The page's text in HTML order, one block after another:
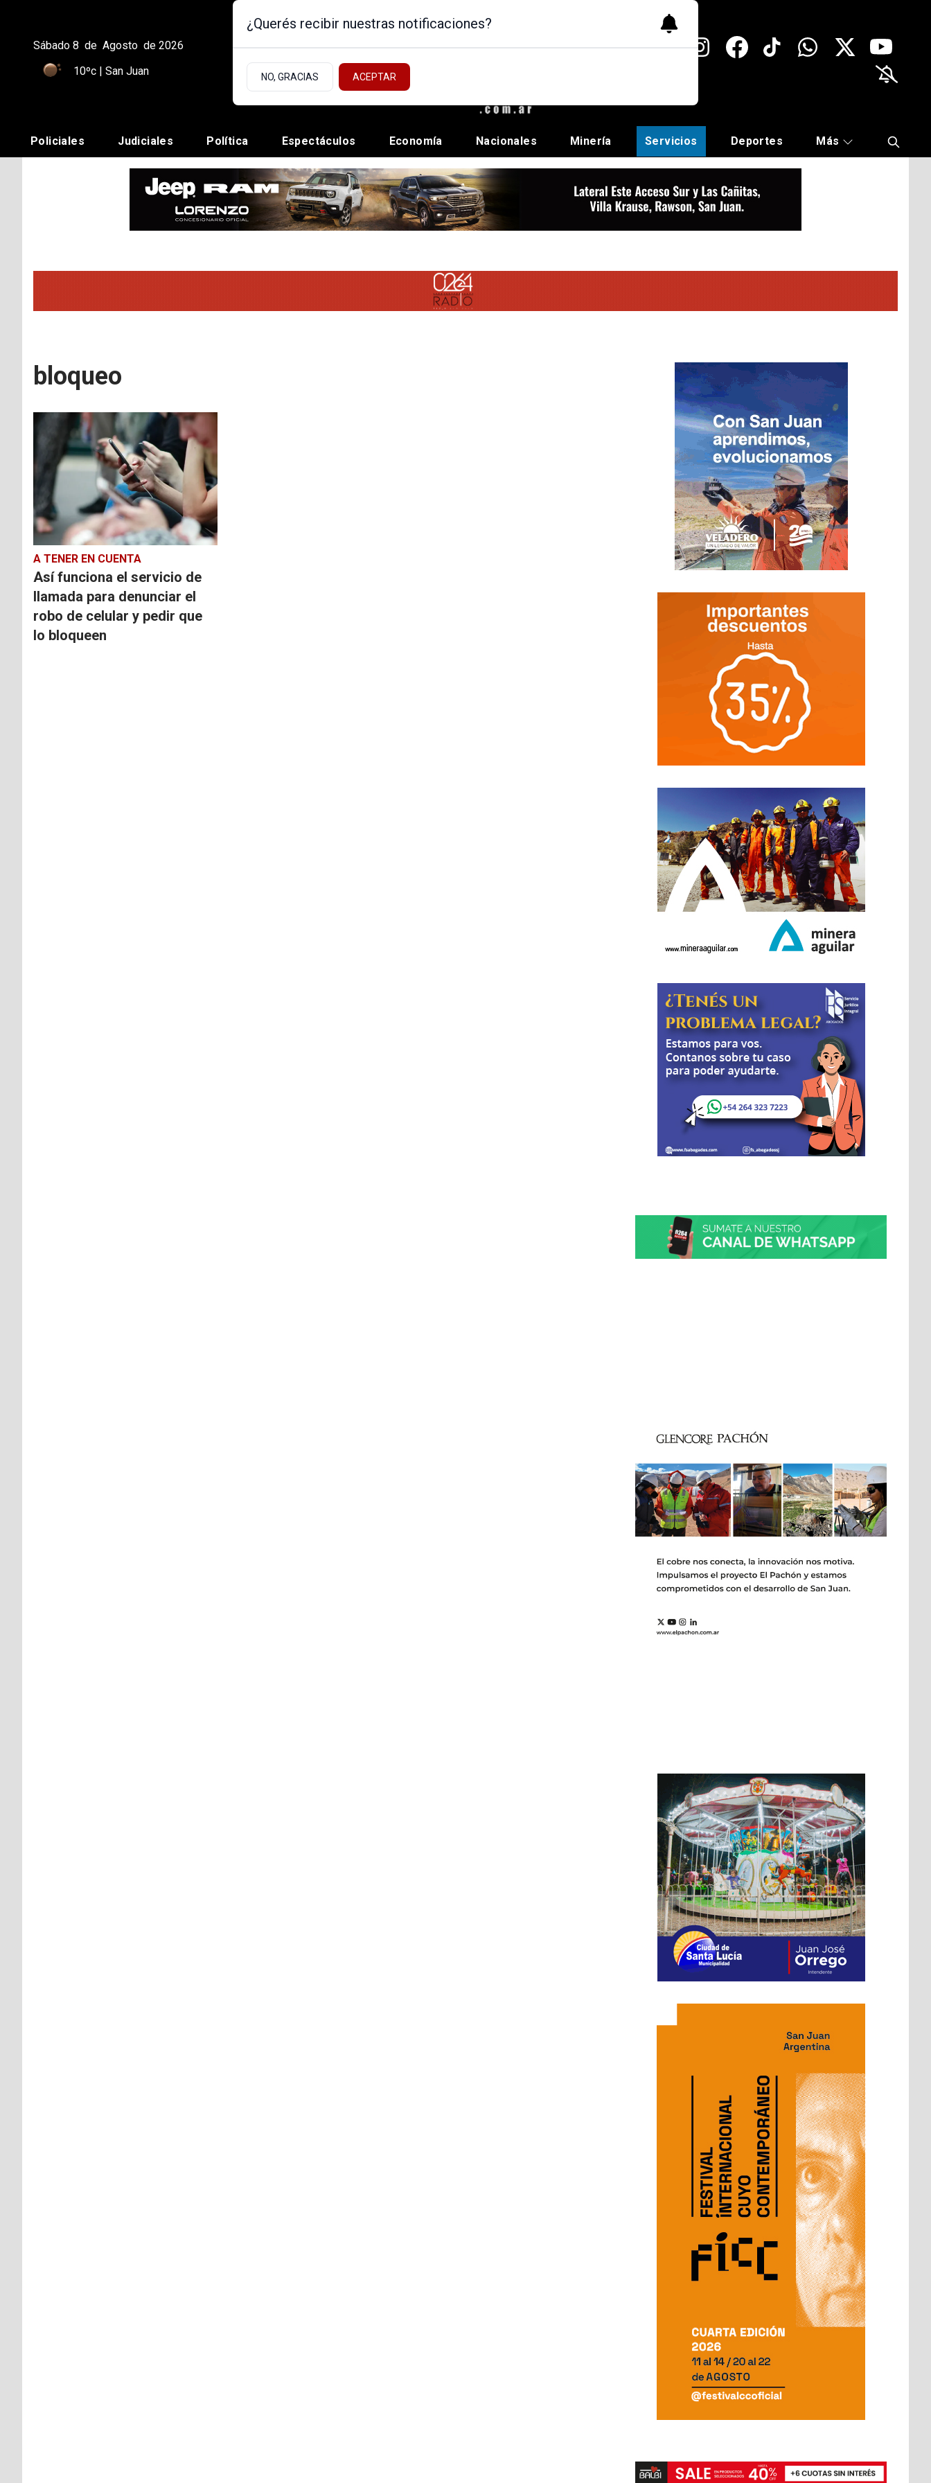
Sábado 8 de Agosto de 2026
10ºc | San Juan
Policiales Judiciales Política Espectáculos Economía Nacionales Minería Servicios Deportes Más
bloqueo
A TENER EN CUENTA
Así funciona el servicio de
llamada para denunciar el
robo de celular y pedir que
lo bloqueen
¿Querés recibir nuestras notificaciones?
NO, GRACIAS ACEPTAR